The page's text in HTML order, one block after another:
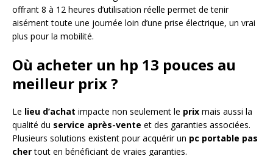
offrant 8 à 12 heures d’utilisation réelle permet de tenir
aisément toute une journée loin d’une prise électrique, un vrai
plus pour la mobilité.
Où acheter un hp 13 pouces au
meilleur prix ?
Le lieu d’achat impacte non seulement le prix mais aussi la
qualité du service après-vente et des garanties associées.
Plusieurs solutions existent pour acquérir un pc portable pas
chertout en bénéficiant de vraies garanties.